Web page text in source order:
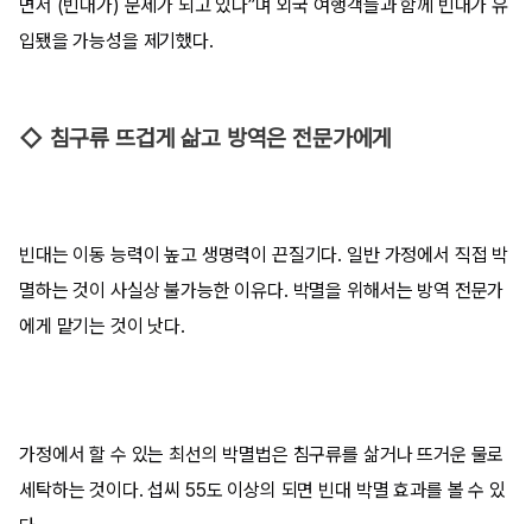
면서 (빈대가) 문제가 되고 있다”며 외국 여행객들과 함께 빈대가 유
입됐을 가능성을 제기했다.
◇ 침구류 뜨겁게 삶고 방역은 전문가에게
빈대는 이동 능력이 높고 생명력이 끈질기다. 일반 가정에서 직접 박
멸하는 것이 사실상 불가능한 이유다. 박멸을 위해서는 방역 전문가
에게 맡기는 것이 낫다.
가정에서 할 수 있는 최선의 박멸법은 침구류를 삶거나 뜨거운 물로
세탁하는 것이다. 섭씨 55도 이상의 되면 빈대 박멸 효과를 볼 수 있